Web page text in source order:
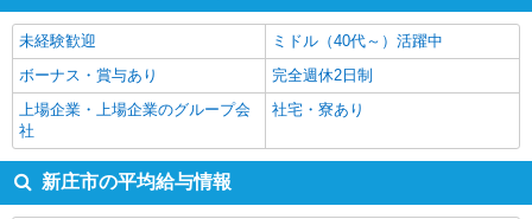
未経験歓迎
ミドル（40代～）活躍中
ボーナス・賞与あり
完全週休2日制
上場企業・上場企業のグループ会
社
社宅・寮あり
新庄市の平均給与情報